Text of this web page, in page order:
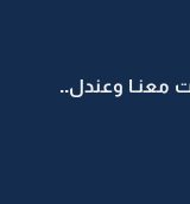
معنـا وعندل..